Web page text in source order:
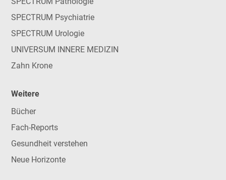
SPECTRUM Psychiatrie
SPECTRUM Urologie
UNIVERSUM INNERE MEDIZIN
Zahn Krone
Weitere
Bücher
Fach-Reports
Gesundheit verstehen
Neue Horizonte